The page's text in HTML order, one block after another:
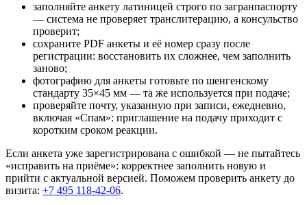
заполняйте анкету латиницей строго по загранпаспорту
— система не проверяет транслитерацию, а консульство
проверит;
сохраните PDF анкеты и её номер сразу после
регистрации: восстановить их сложнее, чем заполнить
заново;
фотографию для анкеты готовьте по шенгенскому
стандарту 35×45 мм — та же используется при подаче;
проверяйте почту, указанную при записи, ежедневно,
включая «Спам»: приглашение на подачу приходит с
коротким сроком реакции.
Если анкета уже зарегистрирована с ошибкой — не пытайтесь
«исправить на приёме»: корректнее заполнить новую и
прийти с актуальной версией. Поможем проверить анкету до
визита: +7 495 118-42-06.